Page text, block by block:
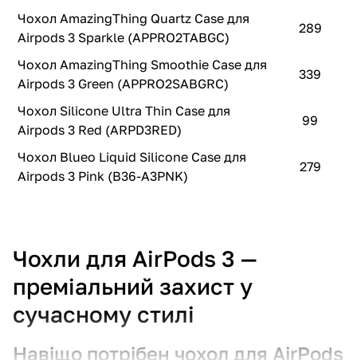
Чохол AmazingThing Quartz Case для
Airpods 3 Sparkle (APPRO2TABGC)
289
Чохол AmazingThing Smoothie Case для
Airpods 3 Green (APPRO2SABGRC)
339
Чохол Silicone Ultra Thin Case для
Airpods 3 Red (ARPD3RED)
99
Чохол Blueo Liquid Silicone Case для
Airpods 3 Pink (B36-A3PNK)
279
Чохли для AirPods 3 —
преміальний захист у
сучасному стилі
Навіщо потрібен чохол для AirPods